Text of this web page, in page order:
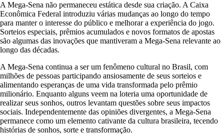
A Mega-Sena não permaneceu estática desde sua criação. A Caixa
Econômica Federal introduziu várias mudanças ao longo do tempo
para manter o interesse do público e melhorar a experiência do jogo.
Sorteios especiais, prêmios acumulados e novos formatos de apostas
são algumas das inovações que mantiveram a Mega-Sena relevante ao
longo das décadas.
A Mega-Sena continua a ser um fenômeno cultural no Brasil, com
milhões de pessoas participando ansiosamente de seus sorteios e
alimentando esperanças de uma vida transformada pelo prêmio
milionário. Enquanto alguns veem na loteria uma oportunidade de
realizar seus sonhos, outros levantam questões sobre seus impactos
sociais. Independentemente das opiniões divergentes, a Mega-Sena
permanece como um elemento cativante da cultura brasileira, tecendo
histórias de sonhos, sorte e transformação.